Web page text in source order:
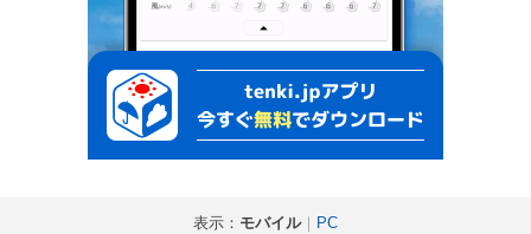
表示： モバイル｜
PC